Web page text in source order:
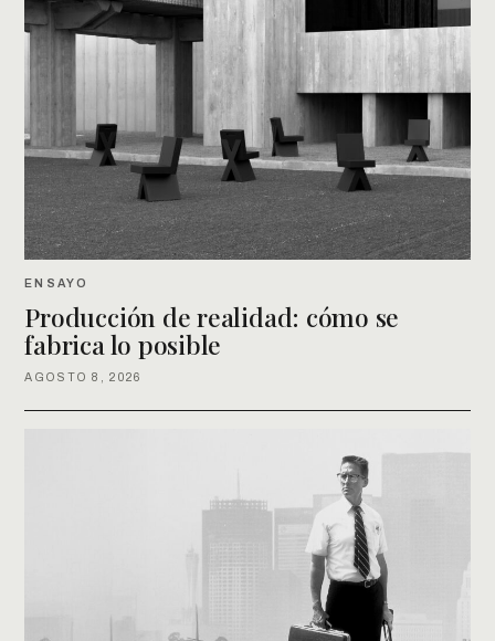
ENSAYO
Producción de realidad: cómo se
fabrica lo posible
AGOSTO 8, 2026